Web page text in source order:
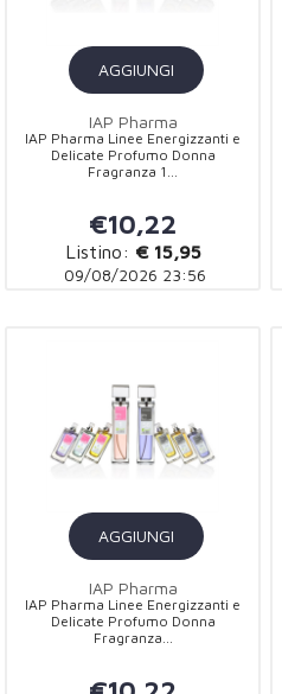
AGGIUNGI
IAP Pharma
IAP Pharma Linee Energizzanti e
Delicate Profumo Donna
Fragranza 1...
€10,22
Listino: € 15,95
09/08/2026 23:56
AGGIUNGI
IAP Pharma
IAP Pharma Linee Energizzanti e
Delicate Profumo Donna
Fragranza...